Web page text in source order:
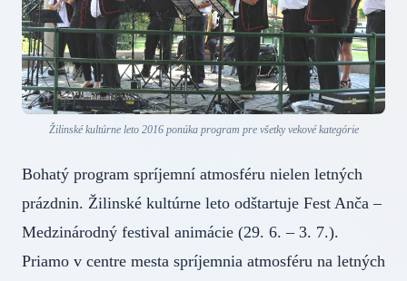
Žilinské kultúrne leto 2016 ponúka program pre všetky vekové kategórie
Bohatý program spríjemní atmosféru nielen letných
prázdnin. Žilinské kultúrne leto odštartuje Fest Anča –
Medzinárodný festival animácie (29. 6. – 3. 7.).
Priamo v centre mesta spríjemnia atmosféru na letných